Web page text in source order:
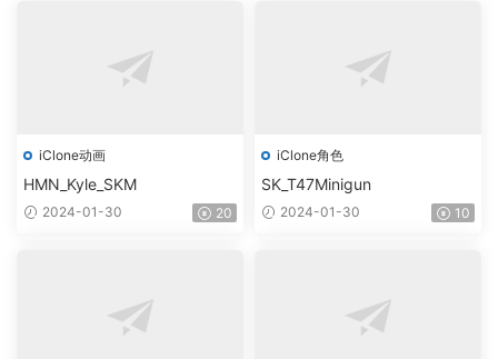
iClone动画
HMN_Kyle_SKM
2024-01-30 20
iClone角色
SK_T47Minigun
2024-01-30 10